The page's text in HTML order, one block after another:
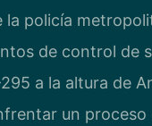
policía
de control de
a la altura de
un proceso